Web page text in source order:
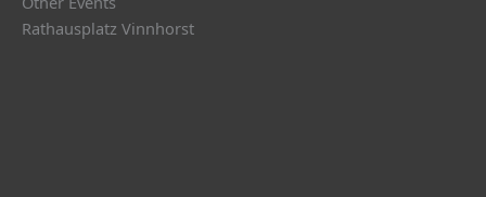
Rathausplatz Vinnhorst